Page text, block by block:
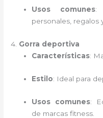
Usos comunes:
personales, regalos
4. Gorra deportiva
Características:
Estilo: Ideal para
Usos comunes:
de marcas fitness.